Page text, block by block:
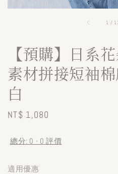
1 /
【預購】日系
素材拼接短袖
白
Regular
NT$ 1,080
總分: 0 - 0 評價
適用優惠